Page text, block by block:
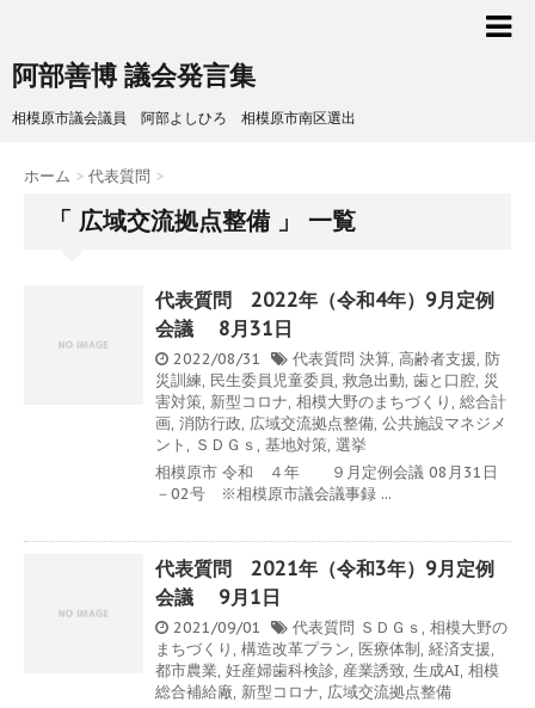
阿部善博 議会発言集
相模原市議会議員 阿部よしひろ 相模原市南区選出
ホーム > 代表質問 >
「 広域交流拠点整備 」 一覧
代表質問 2022年（令和4年）9月定例
会議 8月31日
2022/08/31 代表質問 決算, 高齢者支援, 防
災訓練, 民生委員児童委員, 救急出動, 歯と口腔, 災
害対策, 新型コロナ, 相模大野のまちづくり , 総合計
画, 消防行政, 広域交流拠点整備, 公共施設マネジメ
ント , ＳＤＧｓ , 基地対策, 選挙
相模原市 令和 ４年 ９月定例会議 08月31日
－02号 ※相模原市議会議事録 ...
代表質問 2021年（令和3年）9月定例
会議 9月1日
2021/09/01 代表質問 ＳＤＧｓ , 相模大野の
まちづくり , 構造改革プラン, 医療体制, 経済支援,
都市農業, 妊産婦歯科検診, 産業誘致, 生成AI, 相模
総合補給廠, 新型コロナ, 広域交流拠点整備